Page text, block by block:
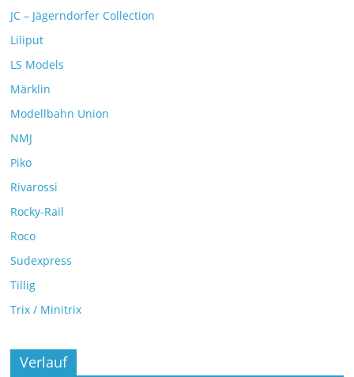
JC – Jägerndorfer Collection
Liliput
LS Models
Märklin
Modellbahn Union
NMJ
Piko
Rivarossi
Rocky-Rail
Roco
Sudexpress
Tillig
Trix / Minitrix
Verlauf